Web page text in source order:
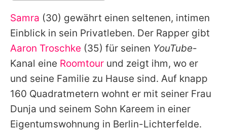
Alle Themen auf Promiflash
Jobs
App runterladen
Team
Redaktionelle Richtlinien
Samra (30) gewährt einen seltenen, intimen
Einblick in sein Privatleben. Der Rapper gibt
Aaron Troschke (35) für seinen YouTube-
Kanal eine Roomtour und zeigt ihm, wo er
und seine Familie zu Hause sind. Auf knapp
160 Quadratmetern wohnt er mit seiner Frau
Dunja und seinem Sohn Kareem in einer
Eigentumswohnung in Berlin-Lichterfelde.